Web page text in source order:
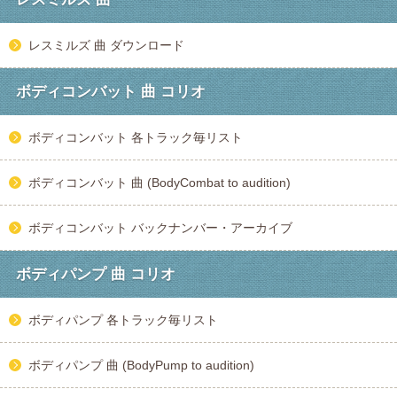
レスミルズ 曲 ダウンロード
ボディコンバット 曲 コリオ
ボディコンバット 各トラック毎リスト
ボディコンバット 曲 (BodyCombat to audition)
ボディコンバット バックナンバー・アーカイブ
ボディパンプ 曲 コリオ
ボディパンプ 各トラック毎リスト
ボディパンプ 曲 (BodyPump to audition)